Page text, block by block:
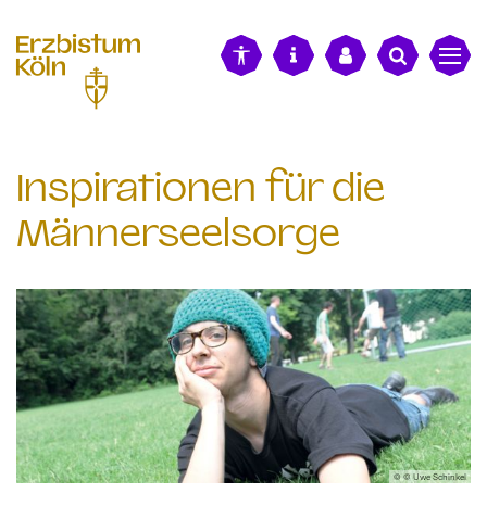
Inspirationen für die
Männerseelsorge
© © Uwe Schinkel